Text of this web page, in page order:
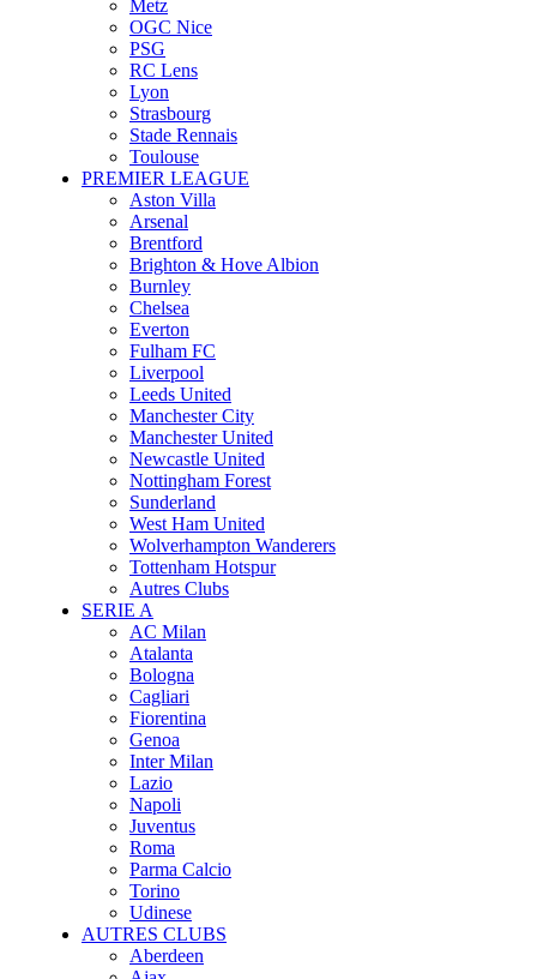
Metz
OGC Nice
PSG
RC Lens
Lyon
Strasbourg
Stade Rennais
Toulouse
PREMIER LEAGUE
Aston Villa
Arsenal
Brentford
Brighton & Hove Albion
Burnley
Chelsea
Everton
Fulham FC
Liverpool
Leeds United
Manchester City
Manchester United
Newcastle United
Nottingham Forest
Sunderland
West Ham United
Wolverhampton Wanderers
Tottenham Hotspur
Autres Clubs
SERIE A
AC Milan
Atalanta
Bologna
Cagliari
Fiorentina
Genoa
Inter Milan
Lazio
Napoli
Juventus
Roma
Parma Calcio
Torino
Udinese
AUTRES CLUBS
Aberdeen